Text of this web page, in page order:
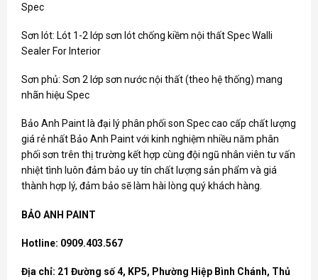
Spec
Sơn lót: Lót 1-2 lớp sơn lót chống kiềm nội thất Spec Walli
Sealer For Interior
Sơn phủ: Sơn 2 lớp sơn nước nội thất (theo hệ thống) mang
nhãn hiệu Spec
Bảo Anh Paint là đại lý phân phối son Speccao cấp chất lượng
giá rẻ nhất Bảo Anh Paint với kinh nghiệm nhiều năm phân
phối sơn trên thị trường kết hợp cùng đội ngũ nhân viên tư vấn
nhiệt tình luôn đảm bảo uy tín chất lượng sản phẩm và giá
thành hợp lý, đảm bảo sẽ làm hài lòng quý khách hàng.
BẢO ANH PAINT
Hotline: 0909.403.567
Địa chỉ: 21 Đường số 4, KP5, Phường Hiệp Bình Chánh, Thủ